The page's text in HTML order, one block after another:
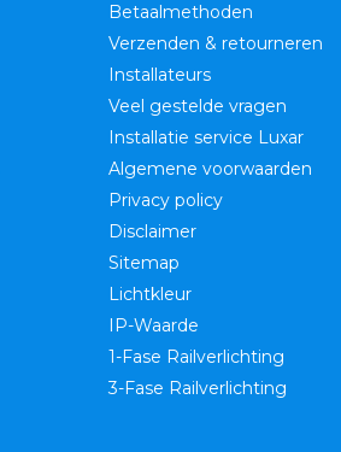
Betaalmethoden
Verzenden & retourneren
Installateurs
Veel gestelde vragen
Installatie service Luxar
Algemene voorwaarden
Privacy policy
Disclaimer
Sitemap
Lichtkleur
IP-Waarde
1-Fase Railverlichting
3-Fase Railverlichting